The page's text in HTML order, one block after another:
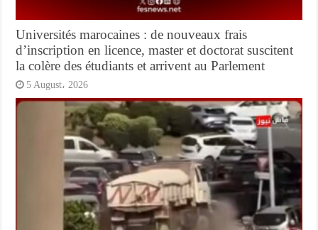
Universités marocaines : de nouveaux frais
d’inscription en licence, master et doctorat suscitent
la colère des étudiants et arrivent au Parlement
5 August، 2026